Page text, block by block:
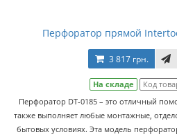
Перфоратор прямой
3 817 грн.
На складе Код
Перфоратор DT-0185 – это отличный
также выполняет любые монтажные,
бытовых условиях. Эта модель